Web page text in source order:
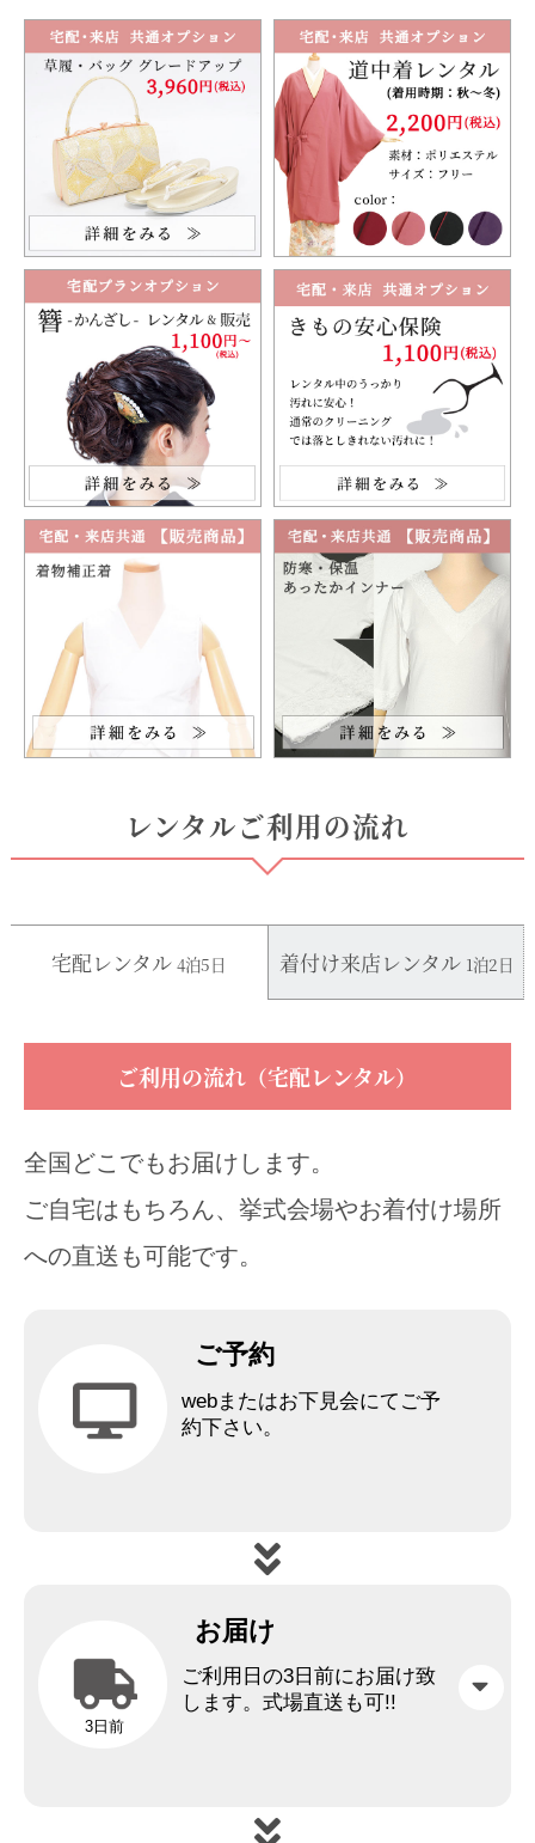
レンタルご利用の流れ
宅配レンタル4泊5日 着付け来店レンタル 1泊2日
ご利用の流れ（宅配レンタル）
全国どこでもお届けします。
ご自宅はもちろん、挙式会場やお着付け場所
への直送も可能です。
ご予約
webまたはお下見会にてご予
約下さい。
お届け
3日前
ご利用日の3日前にお届け致
します。式場直送も可!!